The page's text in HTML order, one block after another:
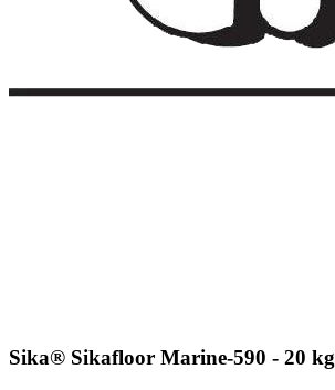
Sika® Sikafloor Marine-590 - 20